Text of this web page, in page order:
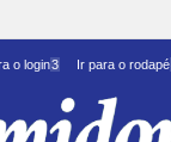
o login3 Ir para o rodapé